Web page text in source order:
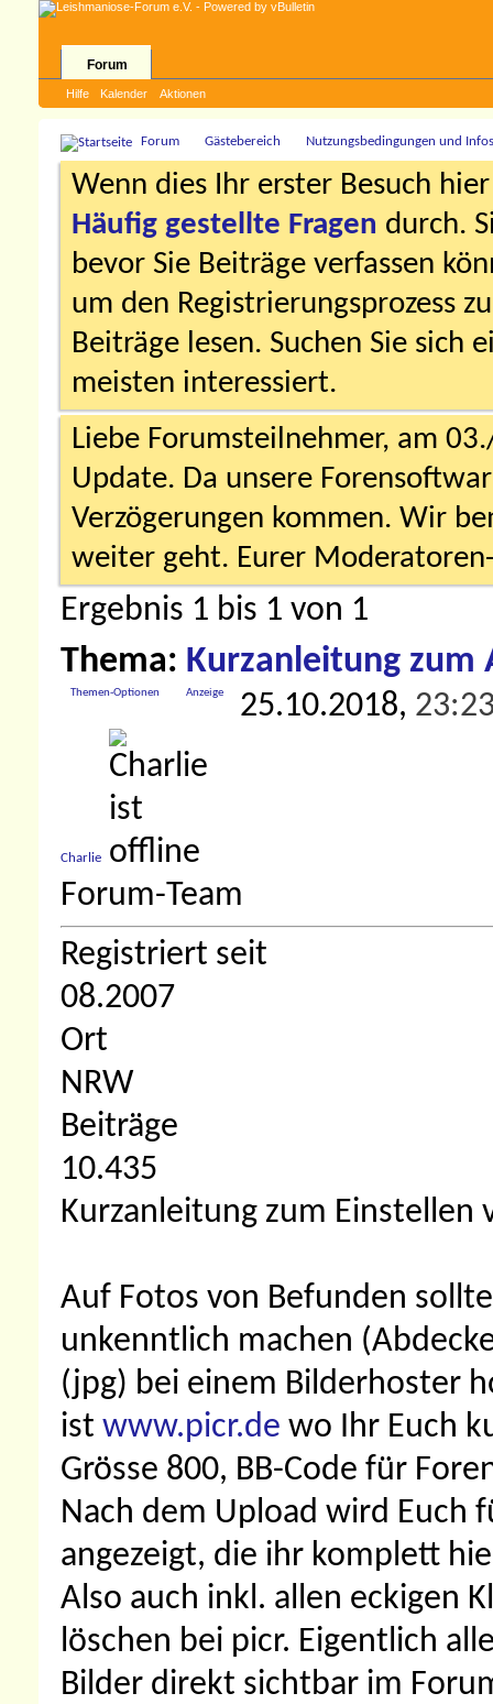
Forum
Hilfe Kalender Aktionen
Forum Gästebereich Nutzungsbedingungen und
Wenn dies Ihr erster Besuch
Häufig gestellte Fragen durch.
bevor Sie Beiträge verfassen
um den Registrierungsprozess
Beiträge lesen. Suchen Sie sich
meisten interessiert.
Liebe Forumsteilnehmer, am
Update. Da unsere
Verzögerungen kommen. Wir
weiter geht. Eurer
Ergebnis 1 bis 1 von 1
Thema: Kurzanleitung zum
Themen-Optionen Anzeige 25.10.2018,
Charlie
Forum-Team
Registriert seit
08.2007
Ort
NRW
Beiträge
10.435
Kurzanleitung zum
Auf Fotos von Befunden
unkenntlich machen
(jpg) bei einem Bilderhoster
ist www.picr.de wo Ihr Euch
Grösse 800, BB-Code für
Nach dem Upload wird Euch
angezeigt, die ihr komplett
Also auch inkl. allen eckigen
löschen bei picr. Eigentlich
Bilder direkt sichtbar im